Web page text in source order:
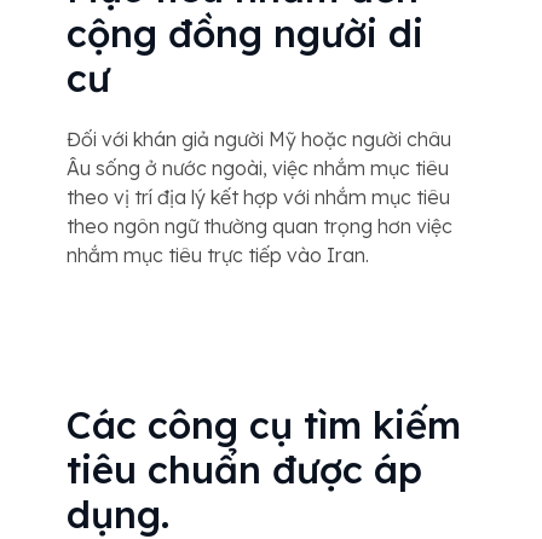
cộng đồng người di
cư
Đối với khán giả người Mỹ hoặc người châu
Âu sống ở nước ngoài, việc nhắm mục tiêu
theo vị trí địa lý kết hợp với nhắm mục tiêu
theo ngôn ngữ thường quan trọng hơn việc
nhắm mục tiêu trực tiếp vào Iran.
Các công cụ tìm kiếm
tiêu chuẩn được áp
dụng.